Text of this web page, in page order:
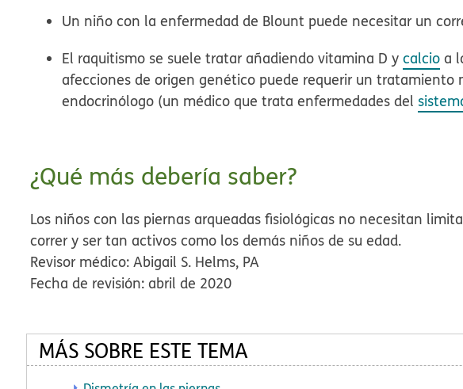
Un niño con la enfermedad de Blount puede necesitar un
El raquitismo se suele tratar añadiendo vitamina D ycalcio a
afecciones de origen genético puede requerir un tratamiento
endocrinólogo (un médico que trata enfermedades del
¿Qué más debería saber?
Los niños con las piernas arqueadas fisiológicas no necesitan
correr y ser tan activos como los demás niños de su edad.
Revisor médico: Abigail S. Helms, PA
Fecha de revisión: abril de 2020
MÁS SOBRE ESTE TEMA